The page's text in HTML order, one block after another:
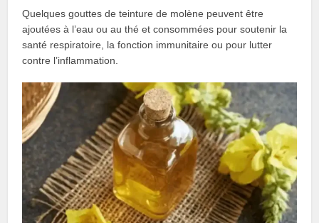
Quelques gouttes de teinture de molène peuvent être
ajoutées à l’eau ou au thé et consommées pour soutenir la
santé respiratoire, la fonction immunitaire ou pour lutter
contre l’inflammation.